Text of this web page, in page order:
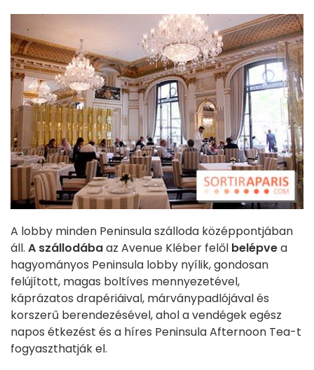
A lobby minden Peninsula szálloda középpontjában
áll. A szállodábaaz Avenue Kléber felől belépvea
hagyományos Peninsula lobby nyílik, gondosan
felújított, magas boltíves mennyezetével,
káprázatos drapériáival, márványpadlójával és
korszerű berendezésével, ahol a vendégek egész
napos étkezést és a híres Peninsula Afternoon Tea-t
fogyaszthatják el.